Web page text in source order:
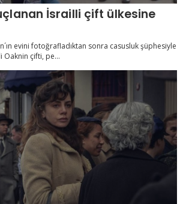
İsrailli çift ülkesine
evini fotoğrafladıktan sonra casusluk şüphesiyle
Oaknin çifti, pe...